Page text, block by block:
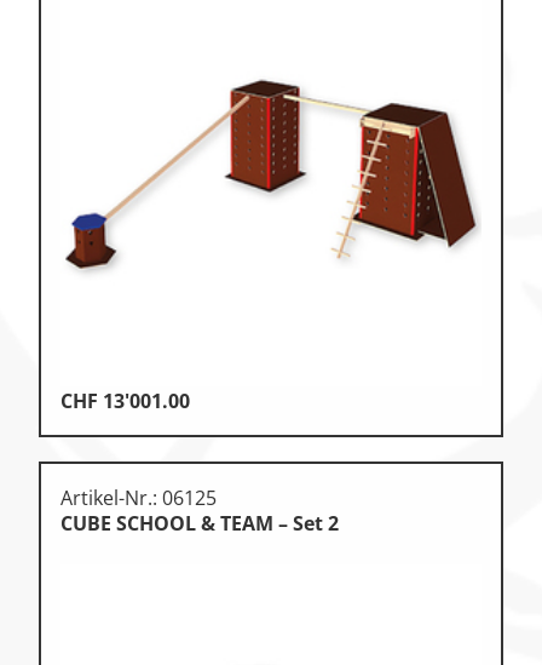
CHF 13'001.00
Artikel-Nr.: 06125
CUBE SCHOOL & TEAM – Set 2